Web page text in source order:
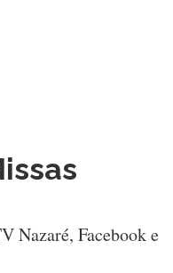
Nazaré, Facebook e